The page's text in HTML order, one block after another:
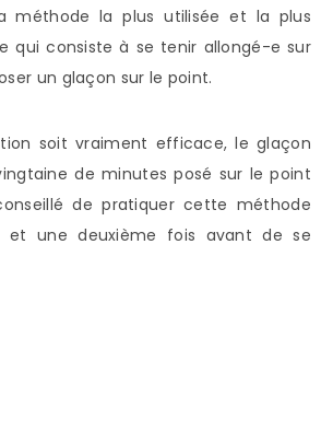
méthode la plus utilisée et la plus
qui consiste à se tenir allongé-e sur
un glaçon sur le point.
soit vraiment efficace, le glaçon
de minutes posé sur le point
de pratiquer cette méthode
une deuxième fois avant de se